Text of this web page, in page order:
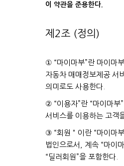
이 약관을 준용한다.
제2조 (정의)
① “마이마부”란 마이마
자동차 매매정보제공 서
의미로도 사용한다.
② “이용자”란 “마이마부
서비스를 이용하는 고객
③ “회원＂이란 “마이마
법인으로서, 계속 “마이
“딜러회원”을 포함한다.